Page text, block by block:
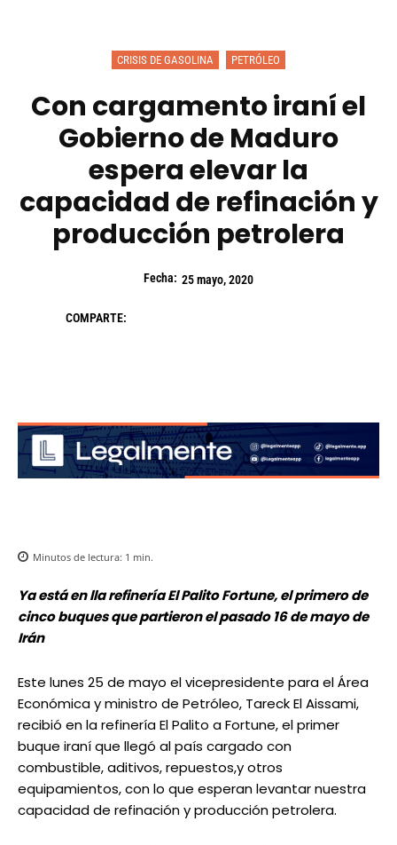
CRISIS DE GASOLINA PETRÓLEO
Con cargamento iraní el
Gobierno de Maduro
espera elevar la
capacidad de refinación y
producción petrolera
Fecha: 25 mayo, 2020
COMPARTE:
Minutos de lectura: 1 min.
Ya está en lla refinería El Palito Fortune, el primero de
cinco buques que partieron el pasado 16 de mayo de
Irán
Este lunes 25 de mayo el vicepresidente para el Área
Económica y ministro de Petróleo, Tareck El Aissami,
recibió en la refinería El Palito a Fortune, el primer
buque iraní que llegó al país cargado con
combustible, aditivos, repuestos,y otros
equipamientos, con lo que esperan levantar nuestra
capacidad de refinación y producción petrolera.